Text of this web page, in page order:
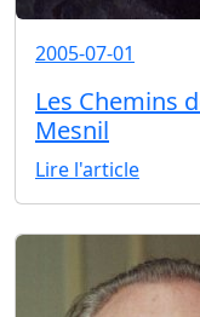
2005-07-01
Les Chemins
Mesnil
Lire l'article